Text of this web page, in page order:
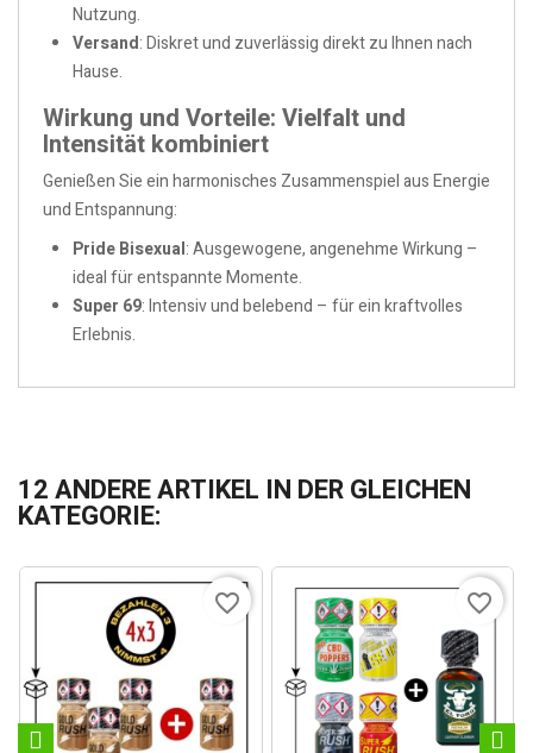
Nutzung.
Versand: Diskret und zuverlässig direkt zu Ihnen nach
Hause.
Wirkung und Vorteile: Vielfalt und
Intensität kombiniert
Genießen Sie ein harmonisches Zusammenspiel aus Energie
und Entspannung:
Pride Bisexual: Ausgewogene, angenehme Wirkung –
ideal für entspannte Momente.
Super 69: Intensiv und belebend – für ein kraftvolles
Erlebnis.
12 ANDERE ARTIKEL IN DER GLEICHEN
KATEGORIE:
favorite_border favorite_border